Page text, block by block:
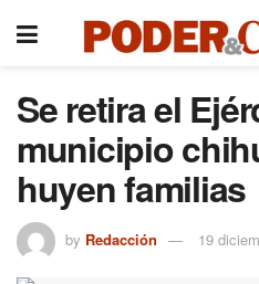
Se retira el
municipio
huyen familias
by Redacción 19